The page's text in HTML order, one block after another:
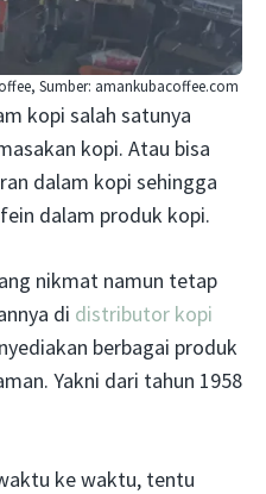
Sumber: amankubacoffee.com
kopi salah satunya
kopi. Atau bisa
dalam kopi sehingga
dalam produk kopi.
nikmat namun tetap
di distributor kopi
berbagai produk
Yakni dari tahun 1958
ke waktu, tentu